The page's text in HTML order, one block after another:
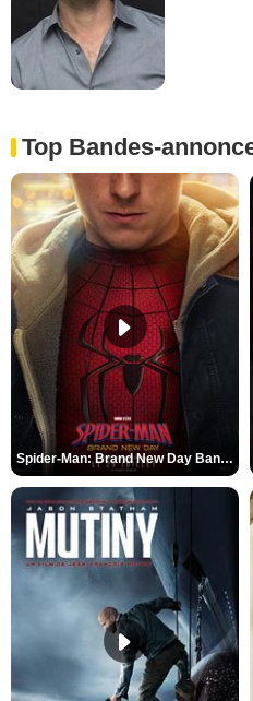
Top Bandes-
Spider-Man: Brand New Day Bande-annonce VO STFR